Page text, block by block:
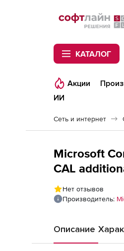
Softline
КАТАЛОГ
Акции
ИИ
Сеть и интернет
Microsoft
CAL
Нет отзывов
Производитель:
Описание